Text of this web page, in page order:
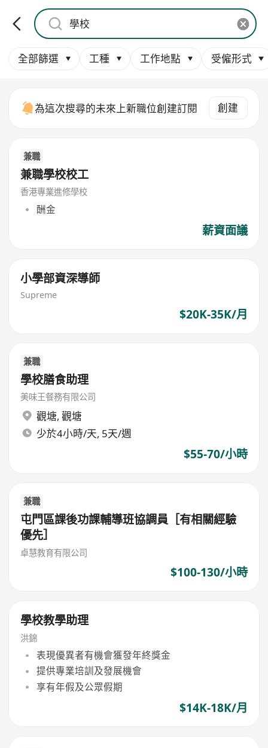
全部篩選 工種 工作地點 受僱形式
為這次搜尋的未來上新職位創建訂閱 創建
兼職
兼職學校校工
香港專業進修學校
酬金
薪資面議
小學部資深導師
Supreme
$20K-35K/月
兼職
學校膳食助理
美味王餐務有限公司
觀塘, 觀塘
少於4小時/天, 5天/週
$55-70/小時
兼職
屯門區課後功課輔導班協調員［有相關經驗
優先］
卓慧教育有限公司
$100-130/小時
學校教學助理
洪錦
表現優異者有機會獲發年終獎金
提供專業培訓及發展機會
享有年假及公眾假期
$14K-18K/月